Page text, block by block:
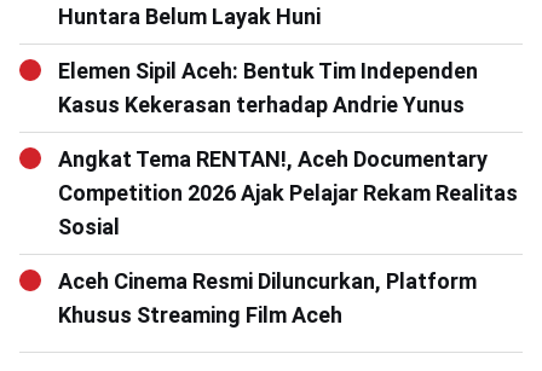
Huntara Belum Layak Huni
Elemen Sipil Aceh: Bentuk Tim Independen
Kasus Kekerasan terhadap Andrie Yunus
Angkat Tema RENTAN!, Aceh Documentary
Competition 2026 Ajak Pelajar Rekam Realitas
Sosial
Aceh Cinema Resmi Diluncurkan, Platform
Khusus Streaming Film Aceh